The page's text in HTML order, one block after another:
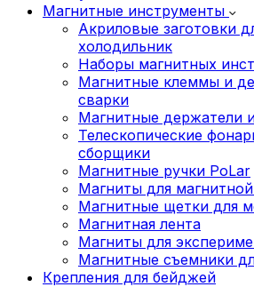
Магнитные инструменты
Акриловые заготовки
холодильник
Наборы магнитных
Магнитные клеммы и
сварки
Магнитные держатели
Телескопические
сборщики
Магнитные ручки PoLar
Магниты для
Магнитные щетки для
Магнитная лента
Магниты для
Магнитные съемники
Крепления для бейджей